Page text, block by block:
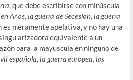
, que debe escribirse con minúscula
Años, la guerra de Secesión, la guerra
es meramente apelativa, y no hay una
equivalente a un
para la mayúscula en ninguno de
española, la guerra europea, las